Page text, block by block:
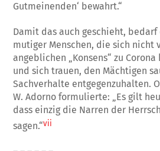
Gutmeinenden‘ bewahrt.“
Damit das auch geschieht,
mutiger Menschen, die sich nicht
angeblichen „Konsens“ zu
und sich trauen, den Mächtigen
Sachverhalte entgegenzuhalten.
W. Adorno formulierte: „Es gilt
dass einzig die Narren der
sagen.“vii